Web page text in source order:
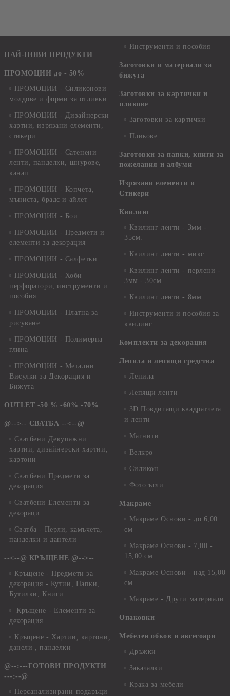
НАЙ-НОВИ ПРОДУКТИ
ПРОМОЦИИ до - 50%
ПРОМОЦИИ - Силиконови
молдове и форми за отливки
ПРОМОЦИИ - Дизайнерски
хартии, изрязани елементи,
стикери
ПРОМОЦИИ - Сатенени
ленти, панделки, шнурове,
канап
ПРОМОЦИИ - Копчета,
мъниста, брадс и айлет
ПРОМОЦИИ - Бои
ПРОМОЦИИ - Предмети и
елементи за декорация
ПРОМОЦИИ - Салфетки
ПРОМОЦИИ - Хоби
перфоратори, инструменти и
пособия
ПРОМОЦИИ - Платна за
рисуване
ПРОМОЦИИ - Полимерна
глина
ПРОМОЦИИ - Метални
Висулки за Декорация и
Бижута
OUTLET -50 % -60% -70%
@-->-- СВАТБА --<--@
Сватбени Декупажни
хартии, дизайнерски хартии,
картони
Сватбени Предмети за
декорация
Сватбени Елементи за
декораци
Сватба - Перли, камъчета,
панделки и дантели
--<--@ КРЪЩЕНЕ @-->--
Кръщене - Предмети за
декорация - Кутии, Папки,
Бутилки, Книги
Кръщене - Елементи за
декорация
Кръщене - Хартии, картони,
данели , панделки
@--:---ГОТОВИ ПРОДУКТИ
---:--@
Персанализирани подаръци
Инструменти и пособия
Заготовки и материали за
бижута
Заготовки за картички и
пликове
Заготовки за картички
Пликове
Заготовки за папки, книги за
пожелания и албуми
Изрязани елементи и
Стикери
Квилинг
Квилинг ленти - 3мм -
35см.
Квилинг ленти - микс
Квилинг ленти - перлени -
3мм - 30см.
Квилинг ленти - 8мм
Инструменти и пособия за
квилинг
Комплекти за декорация
Лепила и лепящи средства
Лепила
Лепящи ленти
3D Повдигащи квадратчета
и ленти
Магнити
Велкро
Силикон
Фото ъгли
Макраме
Макраме Основи - до 6,00
см
Макраме Основи - 7,00 -
15,00 см
Макраме Основи - над 15,00
см
Макраме - Други материали
Опаковки
Мебелен обков и аксесоари
Дръжки
Закачалки
Крака за мебели